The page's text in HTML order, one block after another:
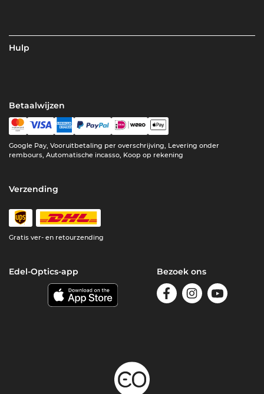
Hulp
Betaalwijzen
Google Pay, Vooruitbetaling per overschrijving, Levering onder
rembours, Automatische incasso, Koop op rekening
Verzending
Gratis ver- en retourzending
Edel-Optics-app Bezoek ons